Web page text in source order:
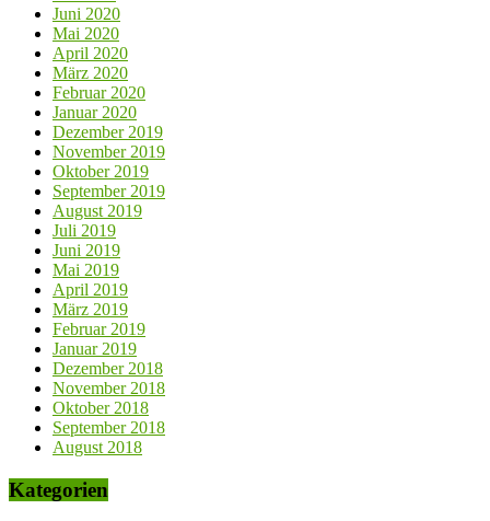
Juni 2020
Mai 2020
April 2020
März 2020
Februar 2020
Januar 2020
Dezember 2019
November 2019
Oktober 2019
September 2019
August 2019
Juli 2019
Juni 2019
Mai 2019
April 2019
März 2019
Februar 2019
Januar 2019
Dezember 2018
November 2018
Oktober 2018
September 2018
August 2018
Kategorien